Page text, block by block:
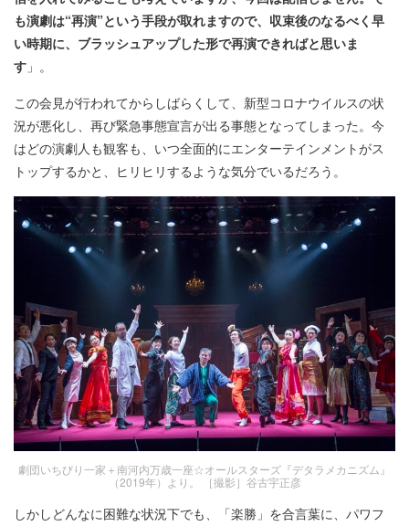
も演劇は“再演”という手段が取れますので、収束後のなるべく早
い時期に、ブラッシュアップした形で再演できればと思いま
す 」。
この会見が行われてからしばらくして、新型コロナウイルスの状
況が悪化し、再び緊急事態宣言が出る事態となってしまった。今
はどの演劇人も観客も、いつ全面的にエンターテインメントがス
トップするかと、ヒリヒリするような気分でいるだろう。
劇団いちびり一家＋南河内万歳一座☆オールスターズ『デタラメカニズム』
（2019年）より。 ［撮影］谷古宇正彦
しかしどんなに困難な状況下でも、「楽勝」を合言葉に、パワフ